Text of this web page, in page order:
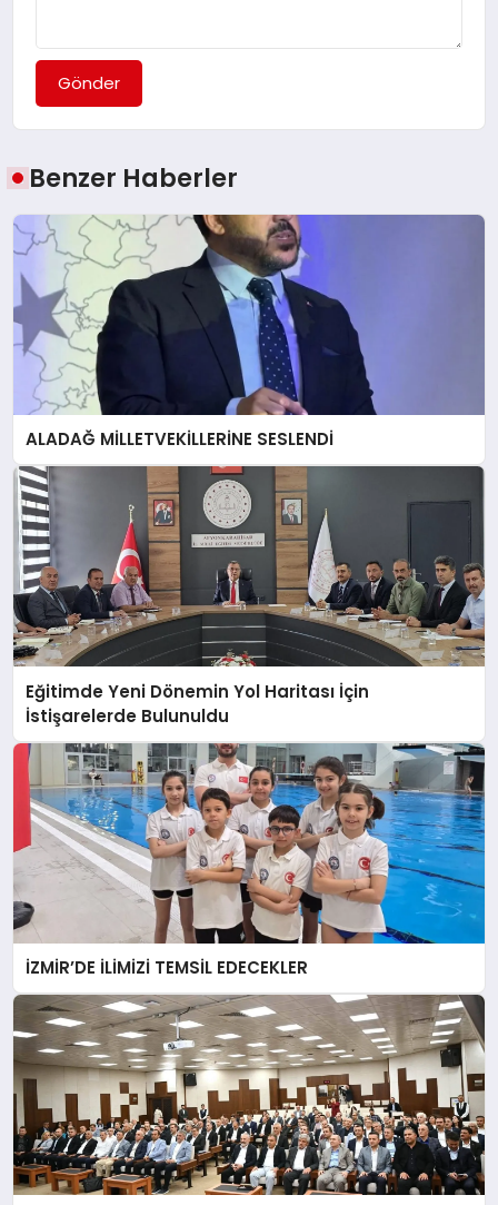
Gönder
Benzer Haberler
ALADAĞ MİLLETVEKİLLERİNE SESLENDİ
Eğitimde Yeni Dönemin Yol Haritası İçin
İstişarelerde Bulunuldu
İZMİR’DE İLİMİZİ TEMSİL EDECEKLER